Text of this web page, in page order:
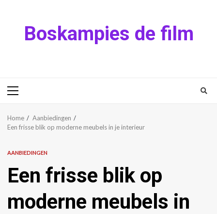
Boskampies de film
Primary
Home
Aanbiedingen
Een frisse blik op moderne meubels in je interieur
AANBIEDINGEN
Een frisse blik op
moderne meubels in